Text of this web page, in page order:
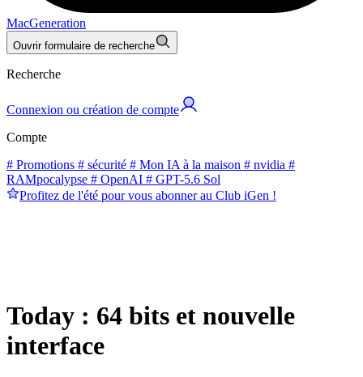
MacGeneration
Ouvrir formulaire de recherche
Recherche
Connexion ou création de compte
Compte
# Promotions # sécurité # Mon IA à la maison # nvidia #
RAMpocalypse # OpenAI # GPT-5.6 Sol
Profitez de l'été pour vous abonner au Club iGen !
Today : 64 bits et nouvelle
interface